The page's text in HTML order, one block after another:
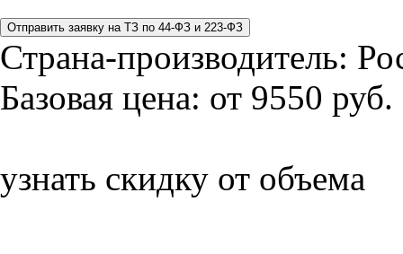
Страна-производитель:
Базовая цена: от 9550 руб.
узнать скидку от объема